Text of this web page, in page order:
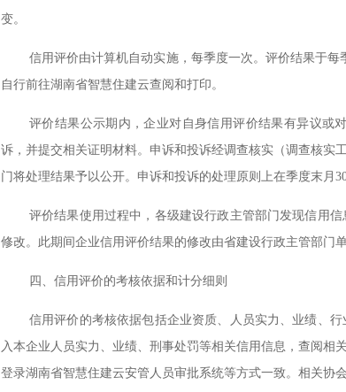
变。
信用评价由计算机自动实施，每季度一次。评价结果于每
自行前往湖南省智慧住建云查阅和打印。
评价结果公示期内，企业对自身信用评价结果有异议或
诉，并提交相关证明材料。申诉和投诉经调查核实（调查核实
门将处理结果予以公开。申诉和投诉的处理原则上在季度末月
评价结果使用过程中，各级建设行政主管部门发现信用
修改。此期间企业信用评价结果的修改由省建设行政主管部门
四、信用评价的考核依据和计分细则
信用评价的考核依据包括企业资质、人员实力、业绩、
入本企业人员实力、业绩、刑事处罚等相关信用信息，查阅
登录湖南省智慧住建云安管人员审批系统等方式一致。相关协